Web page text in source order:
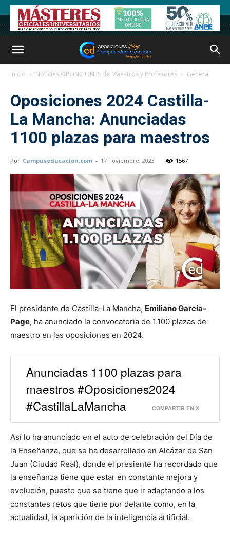
Inicio Noticias OPOSICIONES de Maestros y Profesores General
Oposiciones 2024 Castilla-
La Mancha: Anunciadas
1100 plazas para maestros
Por Campuseducacion.com - 17 noviembre, 2023 1567
El presidente de Castilla-La Mancha, Emiliano García-
Page, ha anunciado la convocatoria de 1.100 plazas de
maestro en las oposiciones en 2024.
Anunciadas 1100 plazas para
maestros #Oposiciones2024
#CastillaLaMancha
COMPARTIR EN X
Así lo ha anunciado en el acto de celebración del Día de
la Enseñanza, que se ha desarrollado en Alcázar de San
Juan (Ciudad Real), donde el presiente ha recordado que
la enseñanza tiene que estar en constante mejora y
evolución, puesto que se tiene que ir adaptando a los
constantes retos que tiene por delante como, en la
actualidad, la aparición de la inteligencia artificial.